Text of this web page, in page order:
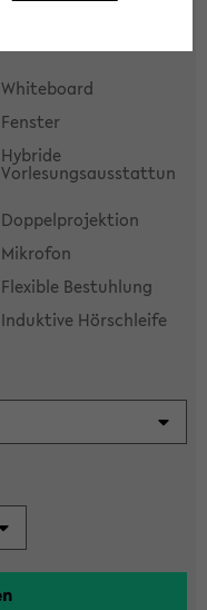
Whiteboard
Fenster
Hybride
Vorlesungsausstattun
Doppelprojektion
Mikrofon
Flexible Bestuhlung
Induktive Hörschleife